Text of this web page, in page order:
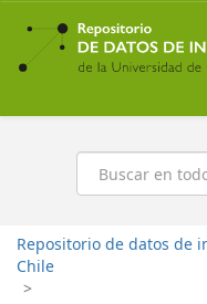
Ir
contenido
principal
Buscar
Repositorio de datos de
Chile
>